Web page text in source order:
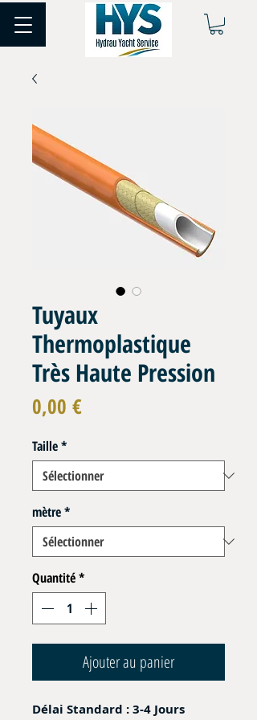
Tuyaux
Thermoplastique
Très Haute Pression
0,00 €
Taille*
mètre*
Quantité*
Ajouter au panier
Délai Standard : 3-4 Jours